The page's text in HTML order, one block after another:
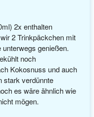
2x enthalten
2 Trinkpäckchen mit
genießen.
noch
Kokosnuss und auch
stark verdünnte
es wäre ähnlich wie
mögen.